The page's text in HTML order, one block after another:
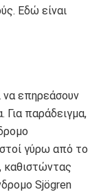
Εδώ είναι
να επηρεάσουν
Για παράδειγμα,
γύρω από το
καθιστώντας
Sjögren